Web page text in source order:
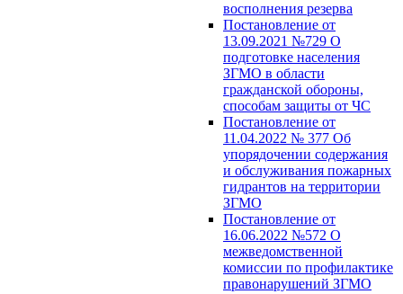
восполнения резерва
Постановление от
13.09.2021 №729 О
подготовке населения
ЗГМО в области
гражданской обороны,
способам защиты от ЧС
Постановление от
11.04.2022 № 377 Об
упорядочении содержания
и обслуживания пожарных
гидрантов на территории
ЗГМО
Постановление от
16.06.2022 №572 О
межведомственной
комиссии по профилактике
правонарушений ЗГМО